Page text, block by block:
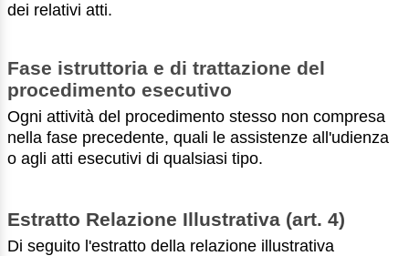
dei relativi atti.
Fase istruttoria e di trattazione del
procedimento esecutivo
Ogni attività del procedimento stesso non compresa
nella fase precedente, quali le assistenze all'udienza
o agli atti esecutivi di qualsiasi tipo.
Estratto Relazione Illustrativa (art. 4)
Di seguito l'estratto della relazione illustrativa